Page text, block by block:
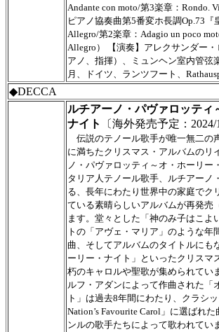
Andante con moto/第3楽章：Rondo.
ピアノ協奏曲第5番変ホ長調Op.73『
Allegro/第2楽章：Adagio un poco
Allegro） 【演奏】アレクサンダー
アノ、指揮）、ミュンヘン室内管弦
月、ドイツ、ランツフート、
◆DECCA
ルチアーノ・パヴァロッティ
ナイト
〔海外発売予定：2024/
伝説のテノール歌手が唯一無二の
に満ちたクリスマス・アルバムのリ
ノ・パヴァロッティ～オ・ホーリー
タリア人テノール歌手、ルチアーノ
る、長年にわたり世界中の家庭でク
ている素晴らしいアルバムが再発売
ます。堂々とした「神のみ子はこよ
トの「アヴェ・マリア」のような年
曲、そしてアルバムのタイトルにも
ーリー・ナイト」といったクリスマ
朽のキャロルや聖歌が集められてい
ルフ・アダンによって作曲された「
ト」は過去8年間にわたり、クラシ
Nation’s Favourite Carol」に選ばれ
ンルの歌手たちによって歌われてい